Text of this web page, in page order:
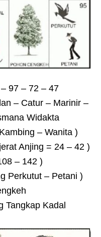
97 – 72 – 47
– Catur – Marinir –
Widakta
– Wanita )
Anjing = 24 – 42 )
– 142 )
Perkutut – Petani )
Tangkap Kadal